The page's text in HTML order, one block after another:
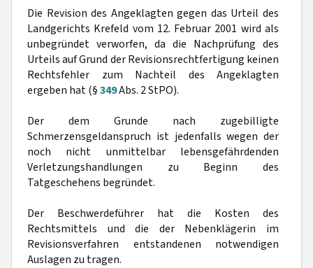
Die Revision des Angeklagten gegen das Urteil des
Landgerichts Krefeld vom 12. Februar 2001 wird als
unbegründet verworfen, da die Nachprüfung des
Urteils auf Grund der Revisionsrechtfertigung keinen
Rechtsfehler zum Nachteil des Angeklagten
ergeben hat (§349Abs. 2 StPO).
Der dem Grunde nach zugebilligte
Schmerzensgeldanspruch ist jedenfalls wegen der
noch nicht unmittelbar lebensgefährdenden
Verletzungshandlungen zu Beginn des
Tatgeschehens begründet.
Der Beschwerdeführer hat die Kosten des
Rechtsmittels und die der Nebenklägerin im
Revisionsverfahren entstandenen notwendigen
Auslagen zu tragen.